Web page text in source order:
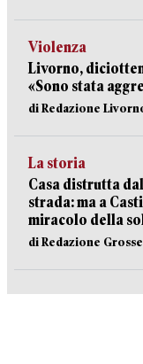
Violenza
Livorno,
«Sono stata
di Redazione
La storia
Casa distrutta
strada: ma a
miracolo della
di Redazione